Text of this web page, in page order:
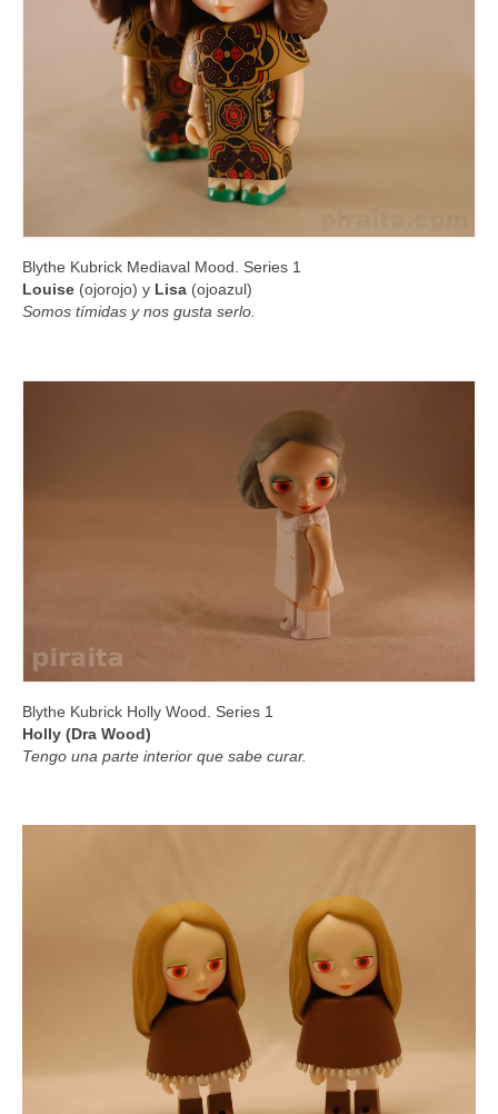
Blythe Kubrick Mediaval Mood. Series 1
Louise (ojorojo) y Lisa (ojoazul)
Somos tímidas y nos gusta serlo.
Blythe Kubrick Holly Wood. Series 1
Holly (Dra Wood)
Tengo una parte interior que sabe curar.